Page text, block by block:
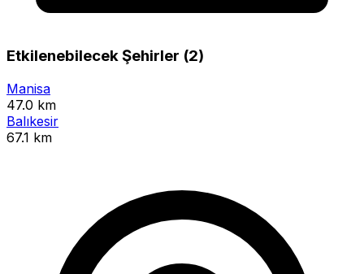
Etkilenebilecek Şehirler (2)
Manisa
47.0 km
Balıkesir
67.1 km